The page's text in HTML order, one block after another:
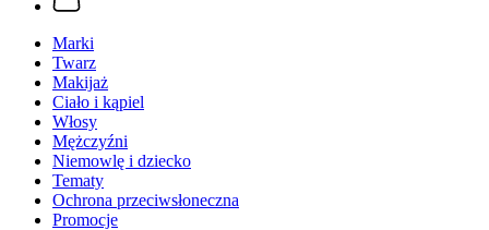
Marki
Twarz
Makijaż
Ciało i kąpiel
Włosy
Mężczyźni
Niemowlę i dziecko
Tematy
Ochrona przeciwsłoneczna
Promocje